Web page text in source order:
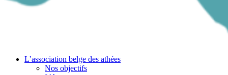
L’association belge des athées
Nos objectifs